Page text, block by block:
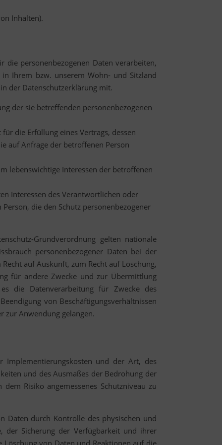
Inhalten).
die personenbezogenen Daten verarbeiten,
in Ihrem bzw. unserem Wohn- und Sitzland
der Datenschutzerklärung mit.
der sie betreffenden personenbezogenen
die Erfüllung eines Vertrags, dessen
auf Anfrage der betroffenen Person
lebenswichtige Interessen der betroffenen
Interessen des Verantwortlichen oder
die den Schutz personenbezogener
Grundverordnung gelten nationale
personenbezogener Daten bei der
auf Auskunft, zum Recht auf Löschung,
für andere Zwecke und zur Übermittlung
die Datenverarbeitung für Zwecke des
von Beschäftigungsverhältnissen
zur Anwendung gelangen.
Implementierungskosten und der Art, des
und des Ausmaßes der Bedrohung der
Risiko angemessenes Schutzniveau zu
Daten durch Kontrolle des physischen und
der Sicherung der Verfügbarkeit und ihrer
von Daten und Reaktionen auf die